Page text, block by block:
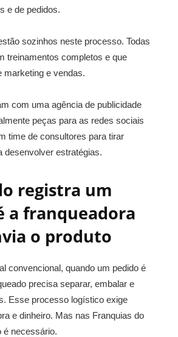
e de pedidos.
sozinhos neste processo. Todas
treinamentos completos e que
marketing e vendas.
com uma agência de publicidade
peças para as redes sociais
time de consultores para tirar
desenvolver estratégias.
registra um
a franqueadora
o produto
convencional, quando um pedido é
precisa separar, embalar e
Esse processo logístico exige
e dinheiro. Mas nas Franquias do
é necessário.